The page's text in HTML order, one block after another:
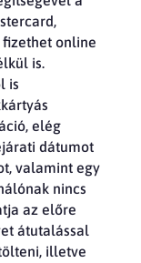
online
is.
is
elég
dátumot
valamint egy
nincs
az előre
átutalással
illetve